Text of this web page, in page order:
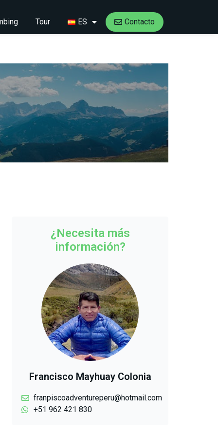
Tour ES Contacto
¿Necesita más
información?
Francisco Mayhuay Colonia
franpiscoadventureperu@hotmail.com
+51 962 421 830